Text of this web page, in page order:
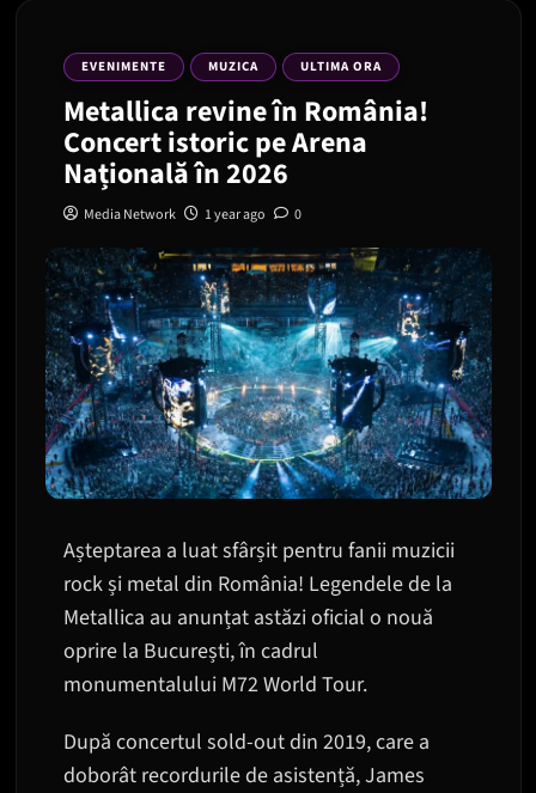
EVENIMENTE MUZICA ULTIMA ORA
Metallica revine în România!
Concert istoric pe Arena
Națională în 2026
Media Network 1 year ago 0
Așteptarea a luat sfârșit pentru fanii muzicii
rock și metal din România! Legendele de la
Metallica au anunțat astăzi oficial o nouă
oprire la București, în cadrul
monumentalului M72 World Tour.
După concertul sold-out din 2019, care a
doborât recordurile de asistență, James